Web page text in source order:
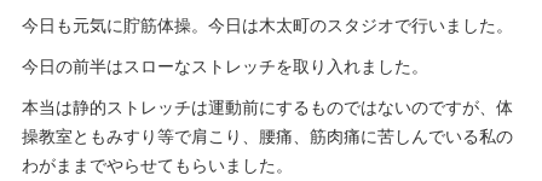
今日も元気に貯筋体操。今日は木太町のスタジオで行いました。
今日の前半はスローなストレッチを取り入れました。
本当は静的ストレッチは運動前にするものではないのですが、体
操教室ともみすり等で肩こり、腰痛、筋肉痛に苦しんでいる私の
わがままでやらせてもらいました。